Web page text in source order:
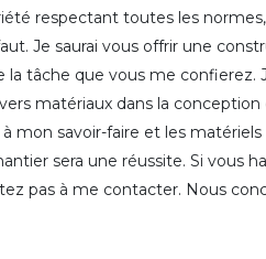
respectant toutes les
Je saurai vous offrir une
la tâche que vous me confierez.
matériaux dans la conception
mon savoir-faire et les
sera une réussite. Si vous
pas à me contacter. Nous